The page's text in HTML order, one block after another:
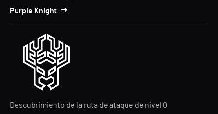
Purple Knight
Descubrimiento de la ruta de ataque de nivel 0